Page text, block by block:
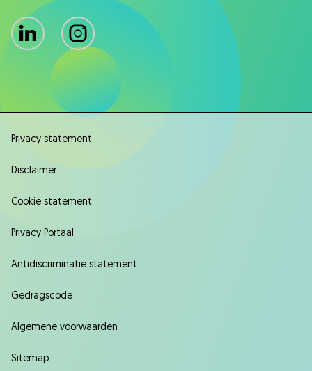
LinkedIn Instagram
Privacy statement
Disclaimer
Cookie statement
Privacy Portaal
Antidiscriminatie statement
Gedragscode
Algemene voorwaarden
Sitemap